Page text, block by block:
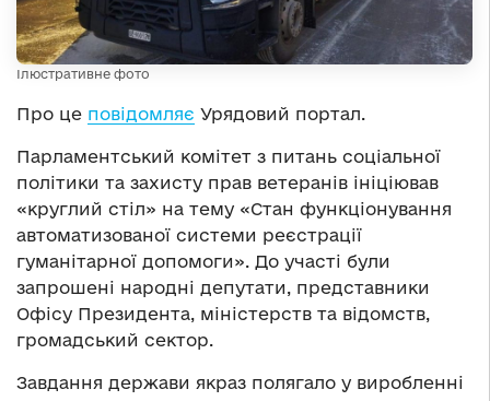
Ілюстративне фото
Про це повідомляє Урядовий портал.
Парламентський комітет з питань соціальної
політики та захисту прав ветеранів ініціював
«круглий стіл» на тему «Стан функціонування
автоматизованої системи реєстрації
гуманітарної допомоги». До участі були
запрошені народні депутати, представники
Офісу Президента, міністерств та відомств,
громадський сектор.
Завдання держави якраз полягало у виробленні